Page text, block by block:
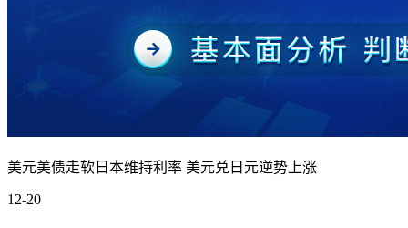
美元美债走软日本维持利率 美元兑日元逆势上涨
12-20